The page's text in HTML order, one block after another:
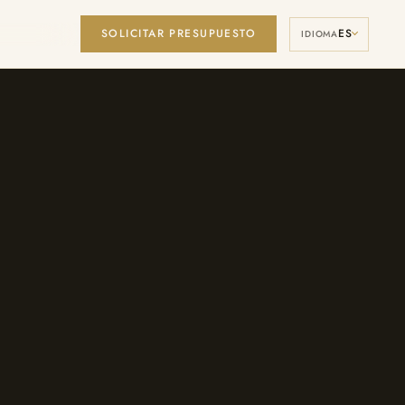
SOLICITAR PRESUPUESTO IDIOMAES
Manage Cookies